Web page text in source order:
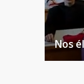
Nos